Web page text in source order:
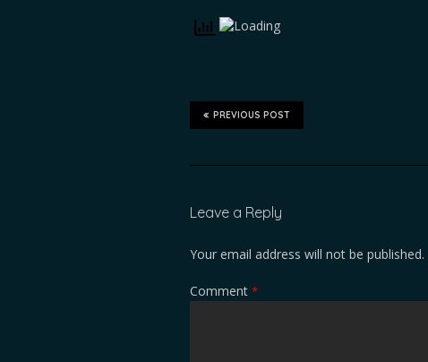
PREVIOUS POST
Leave a Reply
Your email address will not be published.
Comment *